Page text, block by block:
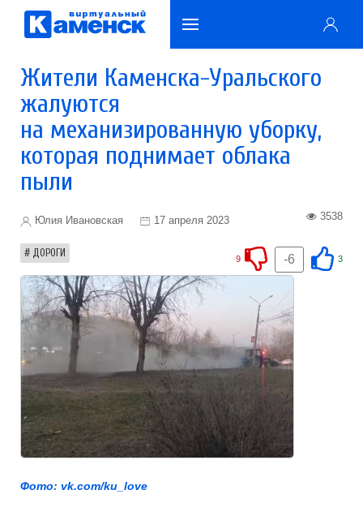
Жители Каменска-Уральского
жалуются
на механизированную уборку,
которая поднимает облака
пыли
Юлия Ивановская 17 апреля 2023 3538
ДОРОГИ 3
-6
9
Фото: vk.com/ku_love